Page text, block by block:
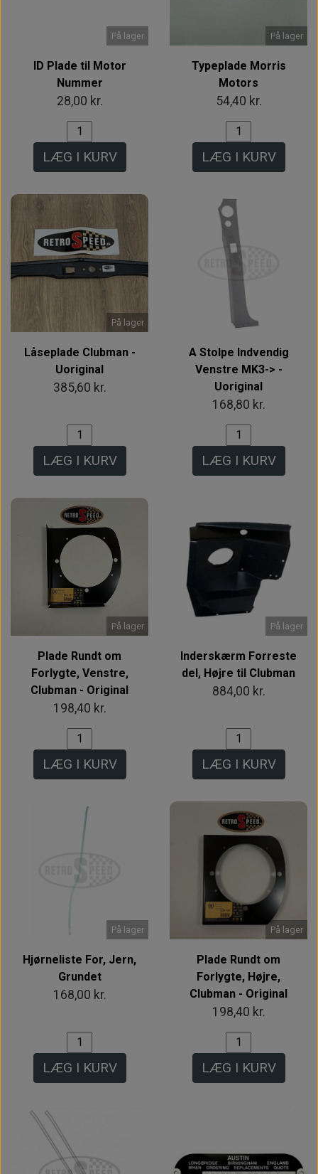
På lager
ID Plade til Motor
Nummer
28,00 kr.
LÆG I KURV
På lager
Typeplade Morris
Motors
54,40 kr.
LÆG I KURV
På lager
Låseplade Clubman -
Uoriginal
385,60 kr.
LÆG I KURV
A Stolpe Indvendig
Venstre MK3-> -
Uoriginal
168,80 kr.
LÆG I KURV
På lager
Plade Rundt om
Forlygte, Venstre,
Clubman - Original
198,40 kr.
LÆG I KURV
På lager
Inderskærm Forreste
del, Højre til Clubman
884,00 kr.
LÆG I KURV
På lager
Hjørneliste For, Jern,
Grundet
168,00 kr.
LÆG I KURV
På lager
Plade Rundt om
Forlygte, Højre,
Clubman - Original
198,40 kr.
LÆG I KURV